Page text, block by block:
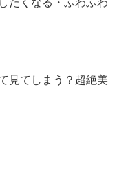
見てしまう？超絶美